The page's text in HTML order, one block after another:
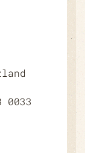
0033